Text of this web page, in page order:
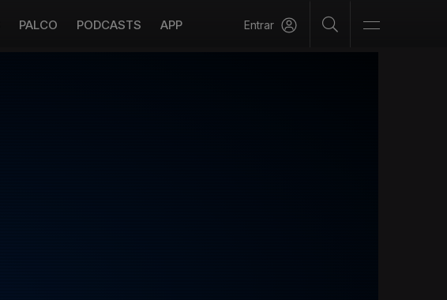
PALCO PODCASTS APP Entrar